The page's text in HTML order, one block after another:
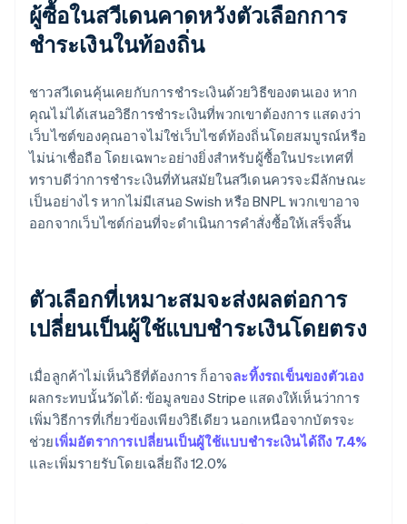
ผู้ซื้อในสวีเดนคาดหวังตัวเลือกการ
ชำระเงินในท้องถิ่น
ชาวสวีเดนคุ้นเคยกับการชำระเงินด้วยวิธีของตนเอง หาก
คุณไม่ได้เสนอวิธีการชำระเงินที่พวกเขาต้องการ แสดงว่า
เว็บไซต์ของคุณอาจไม่ใช่เว็บไซต์ท้องถิ่นโดยสมบูรณ์หรือ
ไม่น่าเชื่อถือ โดยเฉพาะอย่างยิ่งสำหรับผู้ซื้อในประเทศที่
ทราบดีว่าการชำระเงินที่ทันสมัยในสวีเดนควรจะมีลักษณะ
เป็นอย่างไร หากไม่มีเสนอ Swish หรือ BNPL พวกเขาอาจ
ออกจากเว็บไซต์ก่อนที่จะดำเนินการคำสั่งซื้อให้เสร็จสิ้น
ตัวเลือกที่เหมาะสมจะส่งผลต่อการ
เปลี่ยนเป็นผู้ใช้แบบชำระเงินโดยตรง
เมื่อลูกค้าไม่เห็นวิธีที่ต้องการ ก็อาจละทิ้งรถเข็นของตัวเอง
ผลกระทบนั้นวัดได้: ข้อมูลของ Stripe แสดงให้เห็นว่าการ
เพิ่มวิธีการที่เกี่ยวข้องเพียงวิธีเดียว นอกเหนือจากบัตรจะ
ช่วยเพิ่มอัตราการเปลี่ยนเป็นผู้ใช้แบบชำระเงินได้ถึง 7.4%
และเพิ่มรายรับโดยเฉลี่ยถึง 12.0%